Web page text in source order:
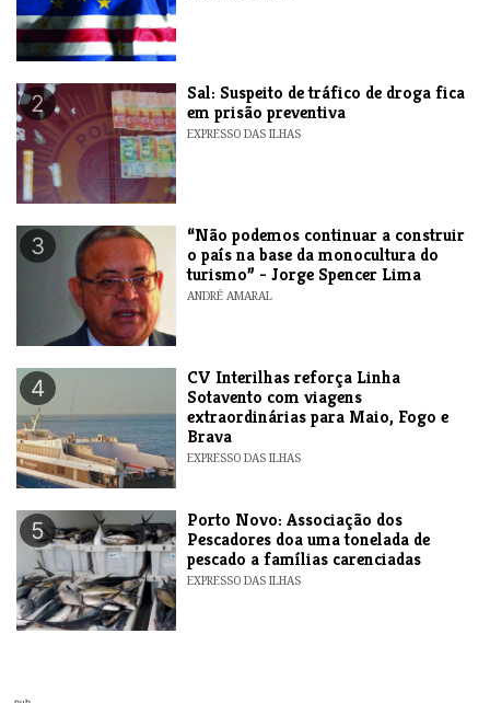
2
​Sal: Suspeito de tráfico de droga fica
em prisão preventiva
EXPRESSO DAS ILHAS
3
“Não podemos continuar a construir
o país na base da monocultura do
turismo” - Jorge Spencer Lima
ANDRÉ AMARAL
4
​CV Interilhas reforça Linha
Sotavento com viagens
extraordinárias para Maio, Fogo e
Brava
EXPRESSO DAS ILHAS
5
​Porto Novo: Associação dos
Pescadores doa uma tonelada de
pescado a famílias carenciadas
EXPRESSO DAS ILHAS